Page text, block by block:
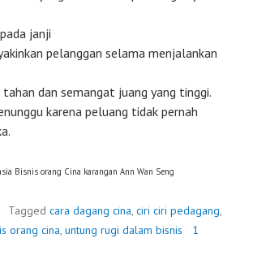
janji
pelanggan selama menjalankan
dan semangat juang yang tinggi.
karena peluang tidak pernah
Bisnis orang Cina karangan Ann Wan Seng
Tagged cara dagang cina, ciri ciri pedagang,
orang cina, untung rugi dalam bisnis
1